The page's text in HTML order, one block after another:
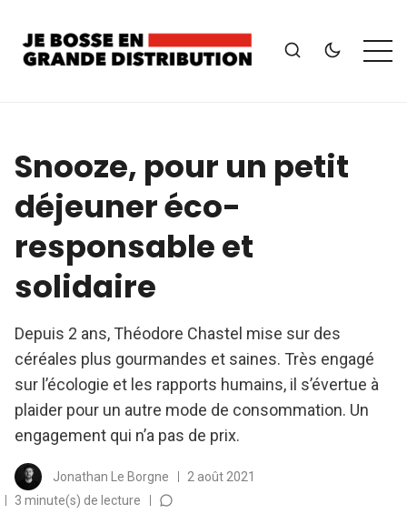
Snooze, pour un petit
déjeuner éco-
responsable et
solidaire
Depuis 2 ans, Théodore Chastel mise sur des
céréales plus gourmandes et saines. Très engagé
sur l’écologie et les rapports humains, il s’évertue à
plaider pour un autre mode de consommation. Un
engagement qui n’a pas de prix.
Jonathan Le Borgne
2 août 2021
3 minute(s) de lecture